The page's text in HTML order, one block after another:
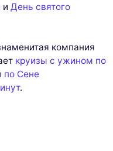
и День святого
компания
круизы с ужином по
по Сене
.